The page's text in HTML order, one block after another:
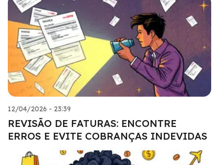
12/04/2026 - 23:39
REVISÃO DE FATURAS: ENCONTRE
ERROS E EVITE COBRANÇAS INDEVIDAS